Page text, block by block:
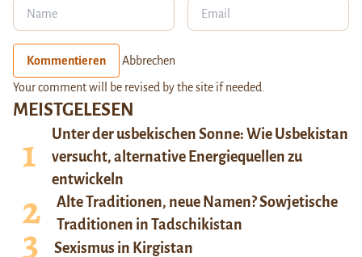
MEISTGELESEN
Unter der usbekischen Sonne: Wie Usbekistan
versucht, alternative Energiequellen zu
entwickeln
Alte Traditionen, neue Namen? Sowjetische
Traditionen in Tadschikistan
Sexismus in Kirgistan
Kommentieren Abbrechen
Your comment will be revised by the site if needed.